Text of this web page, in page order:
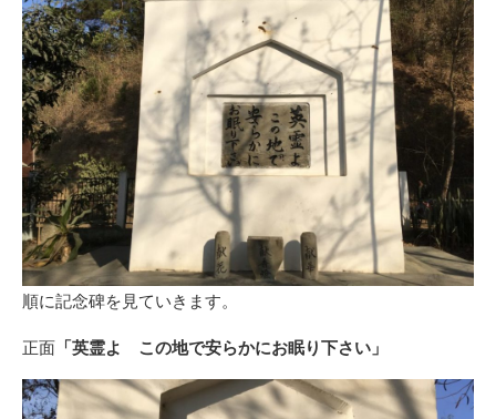
順に記念碑を見ていきます。
正面 「英霊よ この地で安らかにお眠り下さい」